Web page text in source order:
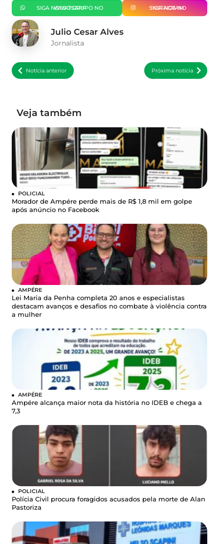
SIGA NOSSO GRUPO NO WHATSAPP SIGA-NOS NO INSTAGRAM
Julio Cesar Alves
Jornalista
Notícia anterior Próxima notícia
Veja também
POLICIAL
Morador de Ampére perde mais de R$ 1,8 mil em golpe
após anúncio no Facebook
AMPÉRE
Lei Maria da Penha completa 20 anos e especialistas
destacam avanços e desafios no combate à violência contra
a mulher
AMPÉRE
Ampére alcança maior nota da história no IDEB e chega a
7,3
POLICIAL
Polícia Civil procura foragidos acusados pela morte de Alan
Pastoriza